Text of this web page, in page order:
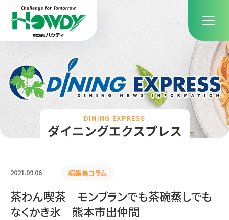
ダイニングエクスプレス
DINING EXPRESS
2021.09.06 編集長コラム
茶わん喫茶 モンブランでも茶碗蒸しでも
なくかき氷 熊本市出仲間